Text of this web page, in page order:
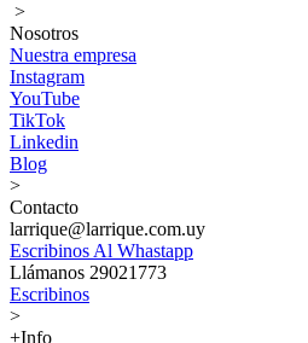
>
Nosotros
Nuestra empresa
Instagram
YouTube
TikTok
Linkedin
Blog
>
Contacto
larrique@larrique.com.uy
Escribinos Al Whastapp
Llámanos 29021773
Escribinos
>
+Info